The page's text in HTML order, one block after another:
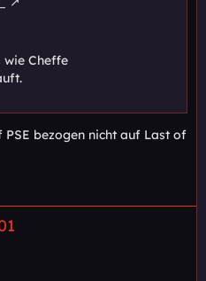
wie Cheffe
bezogen nicht auf Last of